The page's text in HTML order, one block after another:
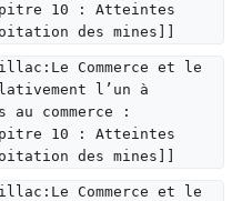
10 : Atteintes
des mines]]
Commerce et le
l’un à
commerce :
10 : Atteintes
des mines]]
Commerce et le